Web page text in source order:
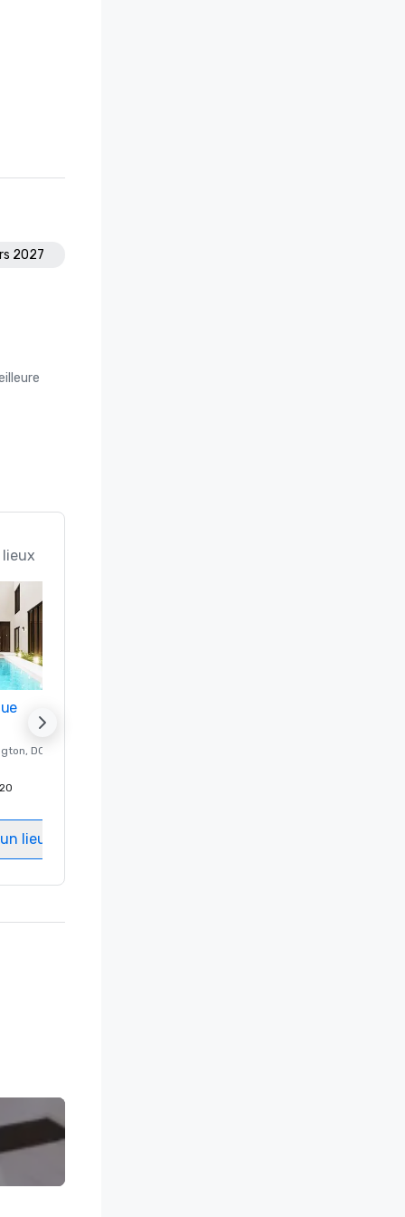
2027
lieux
, DC
lieu